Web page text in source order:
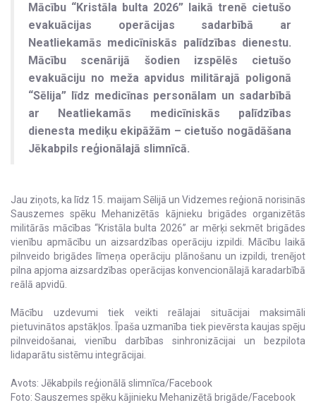
Mācību “Kristāla bulta 2026” laikā trenē cietušo
evakuācijas operācijas sadarbībā ar
Neatliekamās medicīniskās palīdzības dienestu.
Mācību scenārijā šodien izspēlēs cietušo
evakuāciju no meža apvidus militārajā poligonā
“Sēlija” līdz medicīnas personālam un sadarbībā
ar Neatliekamās medicīniskās palīdzības
dienesta mediķu ekipāžām – cietušo nogādāšana
Jēkabpils reģionālajā slimnīcā.
Jau ziņots, ka līdz 15. maijam Sēlijā un Vidzemes reģionā norisinās
Sauszemes spēku Mehanizētās kājnieku brigādes organizētās
militārās mācības “Kristāla bulta 2026” ar mērķi sekmēt brigādes
vienību apmācību un aizsardzības operāciju izpildi. Mācību laikā
pilnveido brigādes līmeņa operāciju plānošanu un izpildi, trenējot
pilna apjoma aizsardzības operācijas konvencionālajā karadarbībā
reālā apvidū.
Mācību uzdevumi tiek veikti reālajai situācijai maksimāli
pietuvinātos apstākļos. Īpaša uzmanība tiek pievērsta kaujas spēju
pilnveidošanai, vienību darbības sinhronizācijai un bezpilota
lidaparātu sistēmu integrācijai.
Avots: Jēkabpils reģionālā slimnīca/Facebook
Foto: Sauszemes spēku kājinieku Mehanizētā brigāde/Facebook